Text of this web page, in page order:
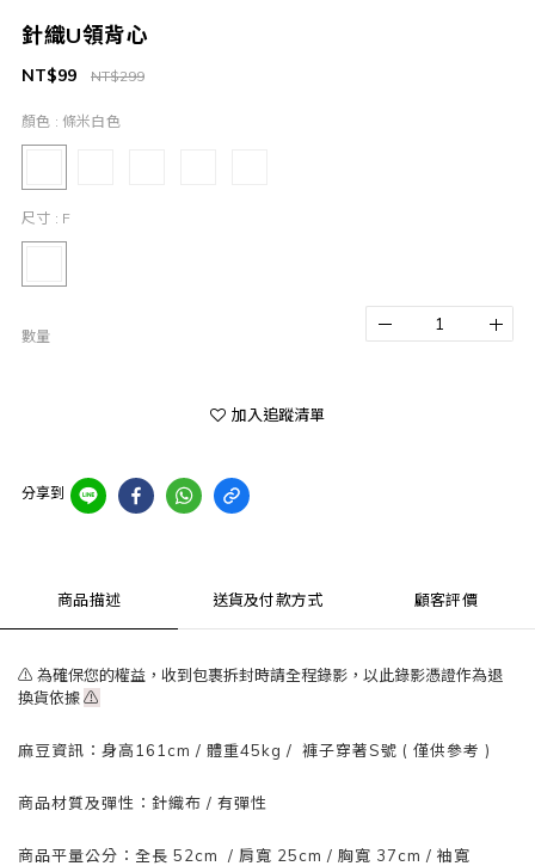
針織U領背心
NT$299
NT$99
顏色 : 條米白色
尺寸 : F
數量
加入追蹤清單
分享到
商品描述 送貨及付款方式 顧客評價
⚠ 為確保您的權益，收到包裹拆封時請全程錄影，以此錄影憑證作為退
換貨依據⚠
麻豆資訊： 身高161cm / 體重45kg / 褲子穿著S號 ( 僅供參考 )
商品材質及彈性：針織布 / 有彈性
商品平量公分：全長 52cm / 肩寬 25cm / 胸寬 37cm / 袖寬